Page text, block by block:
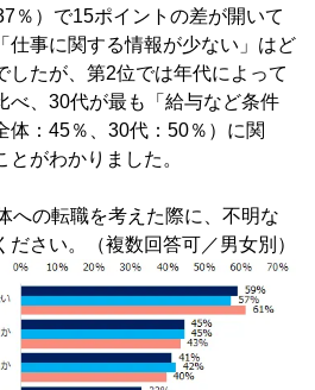
％）で15ポイントの差が開いて
仕事に関する情報が少ない」はど
したが、第2位では年代によって
べ、30代が最も「給与など条件
体：45％、30代：50％）に関
がわかりました。
への転職を考えた際に、不明な
さい。（複数回答可／男女別）